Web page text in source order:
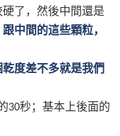
了，然後中間還是
中間的這些顆粒，
度差不多就是我們
30秒；基本上後面的